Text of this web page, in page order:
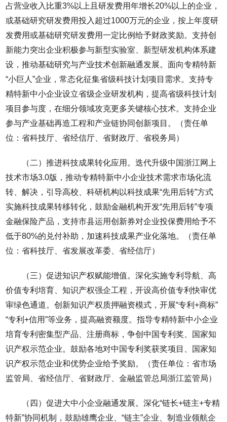
占营业收入比重3%以上且研发费用年增长20%以上的企业，
或基础研究研发费用投入超过1000万元的企业，按上年度研
发费用或基础研究研发费用一定比例给予财政奖励。支持创
新能力突出企业积极参与新型实验室、新型研发机构体系建
设，推动基础研究与产业技术创新融通发展。面向专精特新
“小巨人”企业，常态化征集省级科技计划项目需求。支持专
精特新中小企业设立省级企业研发机构，提高省级科技计划
项目参与度，在细分领域攻克更多关键核心技术。支持企业
参与产业基础再造工程和产业链协同创新项目。（责任单
位：省科技厅、省经信厅、省财政厅、省税务局）
（二）推进科技成果转化应用。迭代升级中国浙江网上
技术市场3.0版，推动专精特新中小企业技术需求市场化流
转、解决，引导高校、科研机构以科技成果“先用后转”方式
实施科技成果转移转化，鼓励金融机构开发“先用后转”专项
金融保险产品，支持市县运用创新券对企业投保费用给予不
低于80%的兑付补助，加速科技成果产业化落地。（责任单
位：省科技厅、省发展改革委、省经信厅）
（三）促进知识产权赋能增值。深化实施专利导航、高
价值专利培育、知识产权强企工程，开设高价值专利快审优
审绿色通道。创新知识产权质押融资模式，开展“专利+商标”
“专利+信用”等业务，提高融资额度。指导专精特新中小企业
培育专利密集型产品、注册商标，争创中国专利奖、国家知
识产权示范企业。鼓励各地对中国专利奖获奖项目、国家知
识产权示范企业和优势企业给予奖励。（责任单位：省市场
监管局、省经信厅、省财政厅、金融监管总局浙江监管局）
（四）促进大中小企业融通发展。深化“链长+链主+专精
特新”协同机制，鼓励雄鹰企业、“链主”企业、制造业领航企